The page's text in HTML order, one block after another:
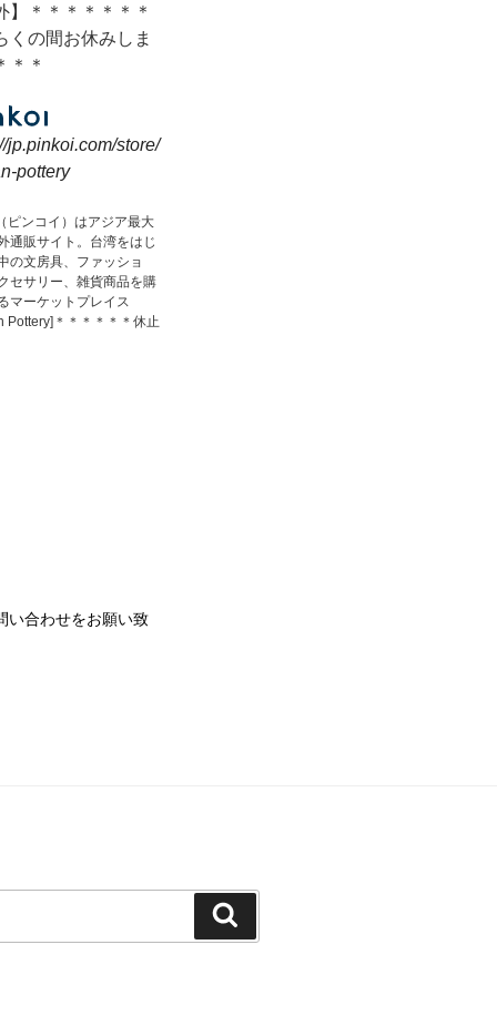
】＊＊＊＊＊＊＊
くの間お休みしま
＊＊
jp.pinkoi.com/store/
pottery
ピンコイ）はアジア最大
通販サイト。台湾をはじ
の文房具、ファッショ
セサリー、雑貨商品を購
マーケットプレイス
Pottery]＊＊＊＊＊＊休止
い合わせをお願い致
索